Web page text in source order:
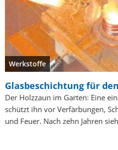
Werkstoffe
Glasbeschichtung für
Der Holzzaun im Garten: Eine
schützt ihn vor Verfärbungen,
und Feuer. Nach zehn Jahren